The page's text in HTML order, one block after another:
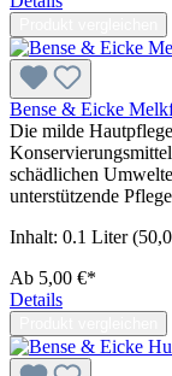
Bense & Eicke
Die milde
schädlichen
unterstützende
Inhalt: 0.1 Liter
Ab 5,00 €*
Details